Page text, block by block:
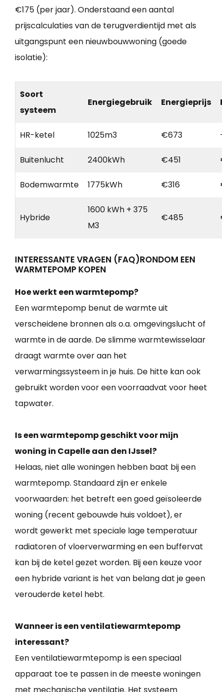
€175 (per jaar). Onderstaand een aantal
prijscalculaties van de terugverdientijd met als
uitgangspunt een nieuwbouwwoning (goede
isolatie):
Soort
systeem
Energiegebruik Energieprijs
HR-ketel 1025m3 €673
Buitenlucht 2400kWh €451
Bodemwarmte 1775kWh €316
Hybride
1600 kWh + 375
M3
€485
INTERESSANTE VRAGEN (FAQ)RONDOM EEN
WARMTEPOMP KOPEN
Hoe werkt een warmtepomp?
Een warmtepomp benut de warmte uit
verscheidene bronnen als o.a. omgevingslucht of
warmte in de aarde. De slimme warmtewisselaar
draagt warmte over aan het
verwarmingssysteem in je huis. De hitte kan ook
gebruikt worden voor een voorraadvat voor heet
tapwater.
Is een warmtepomp geschikt voor mijn
woning in Capelle aan den IJssel?
Helaas, niet alle woningen hebben baat bij een
warmtepomp. Standaard zijn er enkele
voorwaarden: het betreft een goed geïsoleerde
woning (recent gebouwde huis voldoet), er
wordt gewerkt met speciale lage temperatuur
radiatoren of vloerverwarming en een buffervat
kan bij de ketel gezet worden. Bij een keuze voor
een hybride variant is het van belang dat je geen
verouderde ketel hebt.
Wanneer is een ventilatiewarmtepomp
interessant?
Een ventilatiewarmtepomp is een speciaal
apparaat toe te passen in de meeste woningen
met mechanische ventilatie. Het systeem